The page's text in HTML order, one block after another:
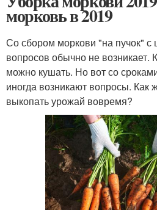
морковь в 2019
Со сбором моркови "на пучок" с
вопросов обычно не возникает.
можно кушать. Но вот со
иногда возникают вопросы. Как
выкопать урожай вовремя?